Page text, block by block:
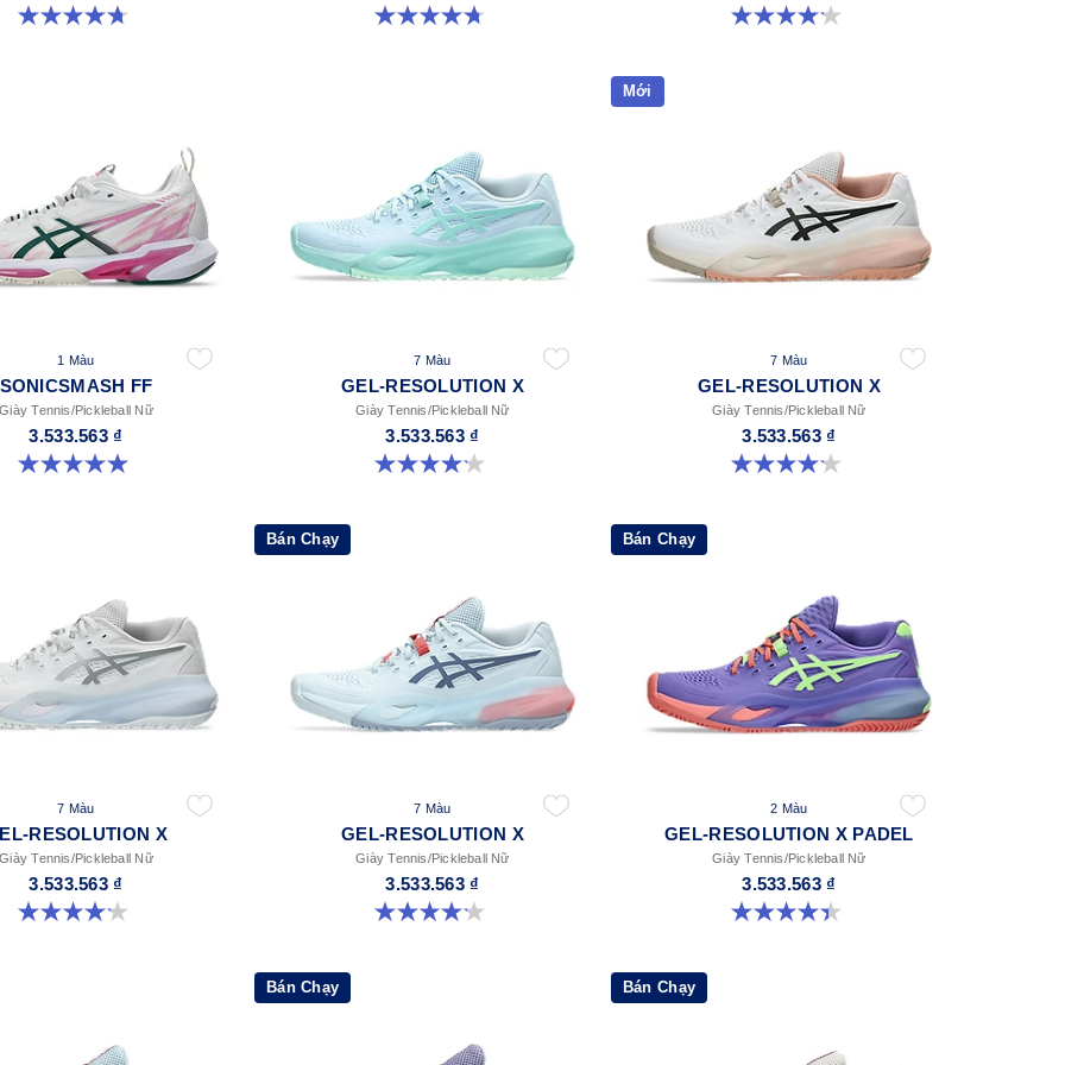
4.7 trong số 5 sao. 11 đánh giá 4.7 trong số 5 sao. 11 đánh giá 4.2 trong số 5 sao. 68 đánh giá
1 Màu
SONICSMASH FF
Giày Tennis/Pickleball Nữ
3.533.563 ₫
5.0 trong số 5 sao. 3 đánh giá
7 Màu
GEL-RESOLUTION X
Giày Tennis/Pickleball Nữ
3.533.563 ₫
4.2 trong số 5 sao. 68 đánh giá
Mới
7 Màu
GEL-RESOLUTION X
Giày Tennis/Pickleball Nữ
3.533.563 ₫
4.2 trong số 5 sao. 68 đánh giá
7 Màu
RESOLUTION X
Giày Tennis/Pickleball Nữ
3.533.563 ₫
4.2 trong số 5 sao. 68 đánh giá
Bán Chạy
7 Màu
GEL-RESOLUTION X
Giày Tennis/Pickleball Nữ
3.533.563 ₫
4.2 trong số 5 sao. 68 đánh giá
Bán Chạy
2 Màu
GEL-RESOLUTION X PADEL
Giày Tennis/Pickleball Nữ
3.533.563 ₫
4.4 trong số 5 sao. 22 đánh giá
Bán Chạy Bán Chạy